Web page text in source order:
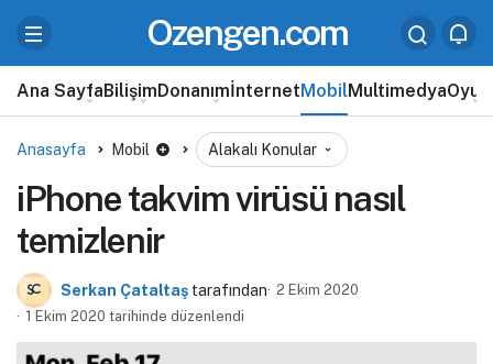
Ozengen.com
Ana SayfaBilişimDonanımİnternetMobilMultimedyaOyun
Anasayfa Mobil Alakalı Konular
iPhone takvim virüsü nasıl
temizlenir
Serkan Çataltaş tarafından 2 Ekim 2020
1 Ekim 2020 tarihinde düzenlendi